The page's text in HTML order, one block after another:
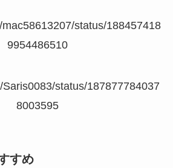
status/188457418
9954486510
status/187877784037
8003595
すめ